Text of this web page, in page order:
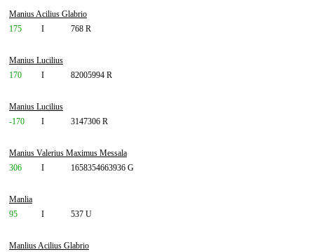
Manius Acilius Glabrio
175
I 768 R
Manius Lucilius
170
I 82005994 R
Manius Lucilius
-170
I 3147306 R
Manius Valerius Maximus Messala
306
I 1658354663936 G
Manlia
95
I 537 U
Manlius Acilius Glabrio